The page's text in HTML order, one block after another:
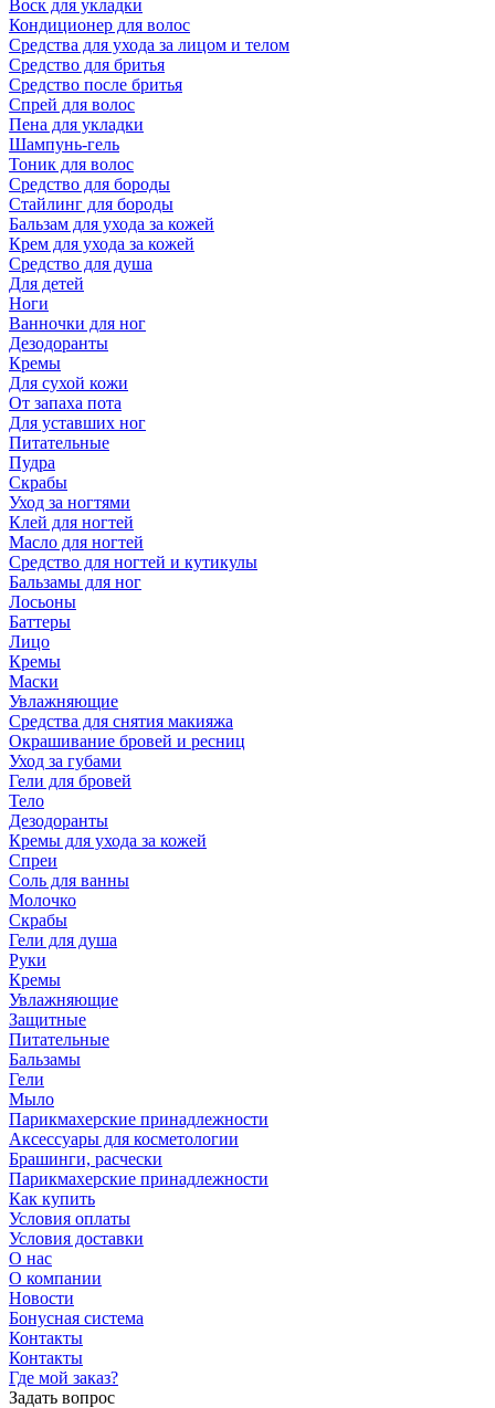
Воск для укладки
Кондиционер для волос
Средства для ухода за лицом и телом
Средство для бритья
Средство после бритья
Спрей для волос
Пена для укладки
Шампунь-гель
Тоник для волос
Средство для бороды
Стайлинг для бороды
Бальзам для ухода за кожей
Крем для ухода за кожей
Средство для душа
Для детей
Ноги
Ванночки для ног
Дезодоранты
Кремы
Для сухой кожи
От запаха пота
Для уставших ног
Питательные
Пудра
Скрабы
Уход за ногтями
Клей для ногтей
Масло для ногтей
Средство для ногтей и кутикулы
Бальзамы для ног
Лосьоны
Баттеры
Лицо
Кремы
Маски
Увлажняющие
Средства для снятия макияжа
Окрашивание бровей и ресниц
Уход за губами
Гели для бровей
Тело
Дезодоранты
Кремы для ухода за кожей
Спреи
Соль для ванны
Молочко
Скрабы
Гели для душа
Руки
Кремы
Увлажняющие
Защитные
Питательные
Бальзамы
Гели
Мыло
Парикмахерские принадлежности
Аксессуары для косметологии
Брашинги, расчески
Парикмахерские принадлежности
Как купить
Условия оплаты
Условия доставки
О нас
О компании
Новости
Бонусная система
Контакты
Контакты
Где мой заказ?
Задать вопрос